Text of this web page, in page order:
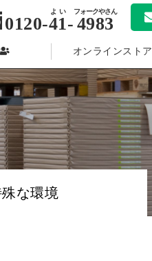
0120-41
よい
- 4983
フォークやさん
オンラインストア
な環境